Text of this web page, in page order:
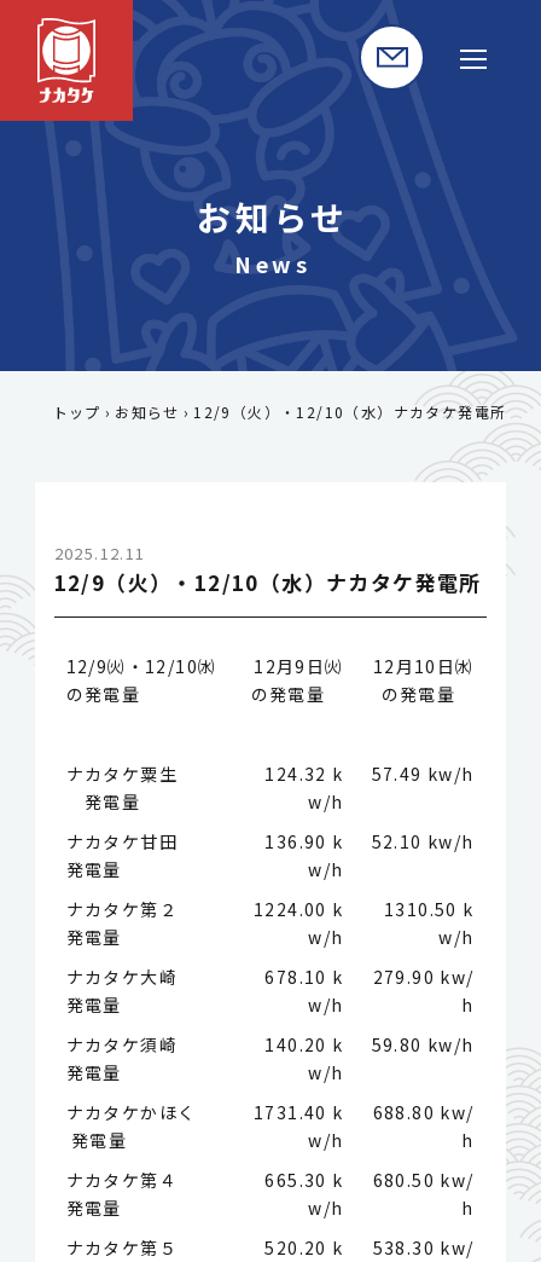
お知らせ
トップ お知らせ 12/9（火）・12/10（水）ナカタケ発電所
2025.12.11
12/9（火）・12/10（水）ナカタケ発電所
12/9㈫・12/10㈬
の発電量
12月9日㈫
の発電量
12月10日㈬
の発電量
ナカタケ粟生
発電量
124.32 k
w/h
57.49 kw/h
ナカタケ甘田
発電量
136.90 k
w/h
52.10 kw/h
ナカタケ第２
発電量
1224.00 k
w/h
1310.50 k
w/h
ナカタケ大崎
発電量
678.10 k
w/h
279.90 kw/
h
ナカタケ須崎
発電量
140.20 k
w/h
59.80 kw/h
ナカタケかほく
発電量
1731.40 k
w/h
688.80 kw/
h
ナカタケ第４
発電量
665.30 k
w/h
680.50 kw/
h
ナカタケ第５
520.20 k
538.30 kw/